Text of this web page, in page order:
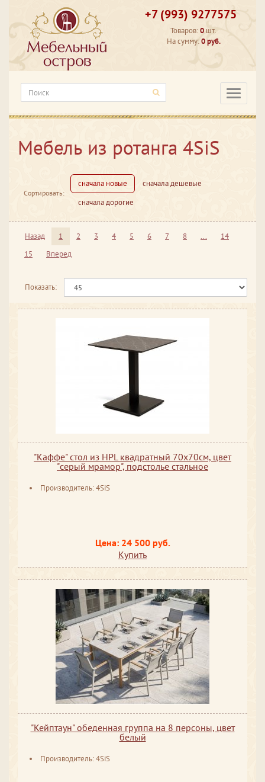
+7 (993) 9277575
Товаров:0 шт.
На сумму:0 руб.
Мебель из ротанга 4SiS
Сортировать:
сначала новые
сначала дешевые
сначала дорогие
Назад 1 2 3 4 5 6 7 8 ...
14
15
Вперед
Показать:
"Каффе" стол из HPL квадратный 70х70см, цвет
"серый мрамор", подстолье стальное
Производитель: 4SiS
Цена: 24 500 руб.
Купить
"Кейптаун" обеденная группа на 8 персоны, цвет
белый
Производитель: 4SiS